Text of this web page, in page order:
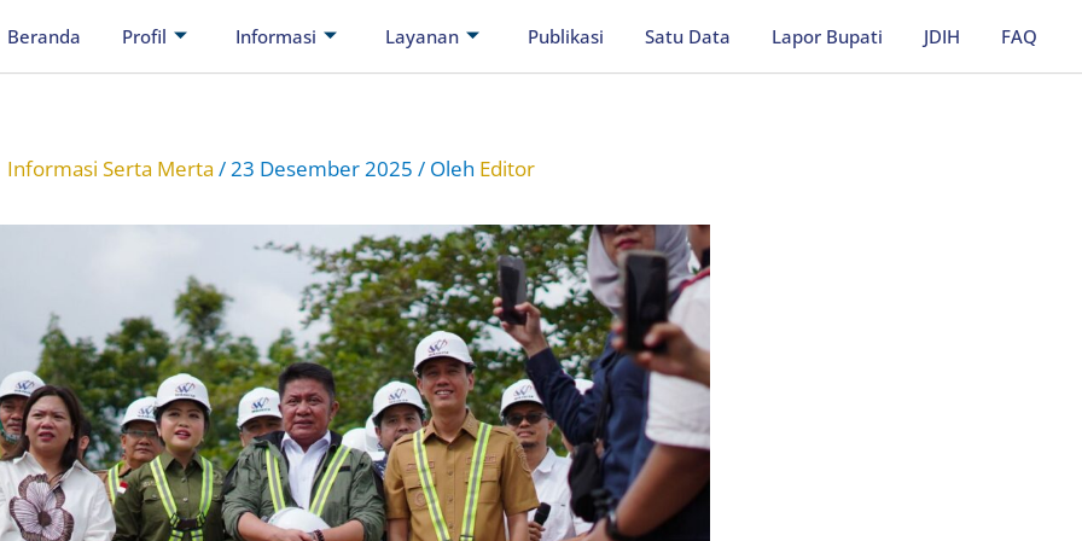
Beranda Profil Informasi Layanan Publikasi Satu Data Lapor Bupati JDIH FAQ
Informasi Serta Merta /23 Desember 2025 / Oleh Editor